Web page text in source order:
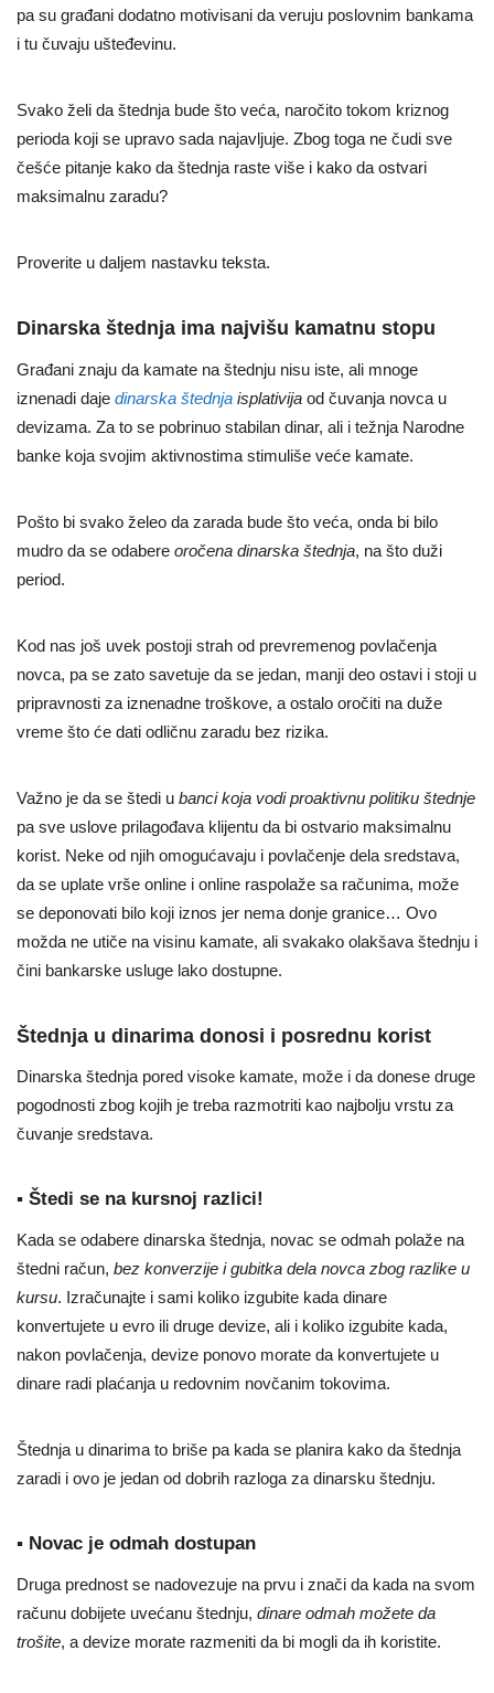
pa su građani dodatno motivisani da veruju poslovnim bankama
i tu čuvaju ušteđevinu.
Svako želi da štednja bude što veća, naročito tokom kriznog
perioda koji se upravo sada najavljuje. Zbog toga ne čudi sve
češće pitanje kako da štednja raste više i kako da ostvari
maksimalnu zaradu?
Proverite u daljem nastavku teksta.
Dinarska štednja ima najvišu kamatnu stopu
Građani znaju da kamate na štednju nisu iste, ali mnoge
iznenadi daje dinarska štednja isplativija od čuvanja novca u
devizama. Za to se pobrinuo stabilan dinar, ali i težnja Narodne
banke koja svojim aktivnostima stimuliše veće kamate.
Pošto bi svako želeo da zarada bude što veća, onda bi bilo
mudro da se odabere oročena dinarska štednja, na što duži
period.
Kod nas još uvek postoji strah od prevremenog povlačenja
novca, pa se zato savetuje da se jedan, manji deo ostavi i stoji u
pripravnosti za iznenadne troškove, a ostalo oročiti na duže
vreme što će dati odličnu zaradu bez rizika.
Važno je da se štedi u banci koja vodi proaktivnu politiku štednje
pa sve uslove prilagođava klijentu da bi ostvario maksimalnu
korist. Neke od njih omogućavaju i povlačenje dela sredstava,
da se uplate vrše online i online raspolaže sa računima, može
se deponovati bilo koji iznos jer nema donje granice… Ovo
možda ne utiče na visinu kamate, ali svakako olakšava štednju i
čini bankarske usluge lako dostupne.
Štednja u dinarima donosi i posrednu korist
Dinarska štednja pored visoke kamate, može i da donese druge
pogodnosti zbog kojih je treba razmotriti kao najbolju vrstu za
čuvanje sredstava.
▪ Štedi se na kursnoj razlici!
Kada se odabere dinarska štednja, novac se odmah polaže na
štedni račun, bez konverzije i gubitka dela novca zbog razlike u
kursu. Izračunajte i sami koliko izgubite kada dinare
konvertujete u evro ili druge devize, ali i koliko izgubite kada,
nakon povlačenja, devize ponovo morate da konvertujete u
dinare radi plaćanja u redovnim novčanim tokovima.
Štednja u dinarima to briše pa kada se planira kako da štednja
zaradi i ovo je jedan od dobrih razloga za dinarsku štednju.
▪ Novac je odmah dostupan
Druga prednost se nadovezuje na prvu i znači da kada na svom
računu dobijete uvećanu štednju, dinare odmah možete da
trošite, a devize morate razmeniti da bi mogli da ih koristite.